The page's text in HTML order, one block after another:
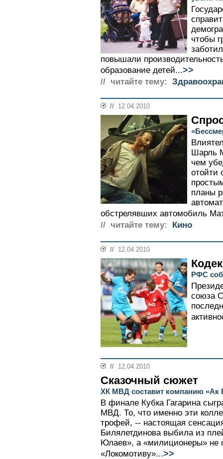
чтобы
повышали
образование детей...>>
// читайте тему:
// 12.04.2010
Шарль
чем
отойти
планы
обстрелявших автомобиль
// читайте тему:
Кино
// 12.04.2010
РФС
союза
// 12.04.2010
Сказочный сюжет
ХК МВД составит компанию «Ак
В финале Кубка Гагарина
МВД. То, что именно эти
трофей, -- настоящая
Билялетдинова выбила из
Юлаев», а «милиционеры» не
«Локомотиву»...>>